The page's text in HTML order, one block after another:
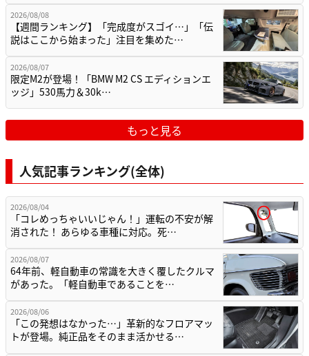
2026/08/08
【週間ランキング】「完成度がスゴイ…」「伝
説はここから始まった」注目を集めた…
2026/08/07
限定M2が登場！「BMW M2 CS エディションエ
ッジ」530馬力＆30k…
もっと見る
人気記事ランキング(全体)
2026/08/04
「コレめっちゃいいじゃん！」運転の不安が解
消された！ あらゆる車種に対応。死…
2026/08/07
64年前、軽自動車の常識を大きく覆したクルマ
があった。「軽自動車であることを…
2026/08/06
「この発想はなかった…」革新的なフロアマッ
トが登場。純正品をそのまま活かせる…